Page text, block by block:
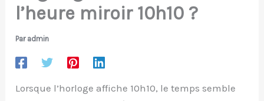
l’heure miroir 10h10 ?
Par admin
Lorsque l’horloge affiche 10h10, le temps semble